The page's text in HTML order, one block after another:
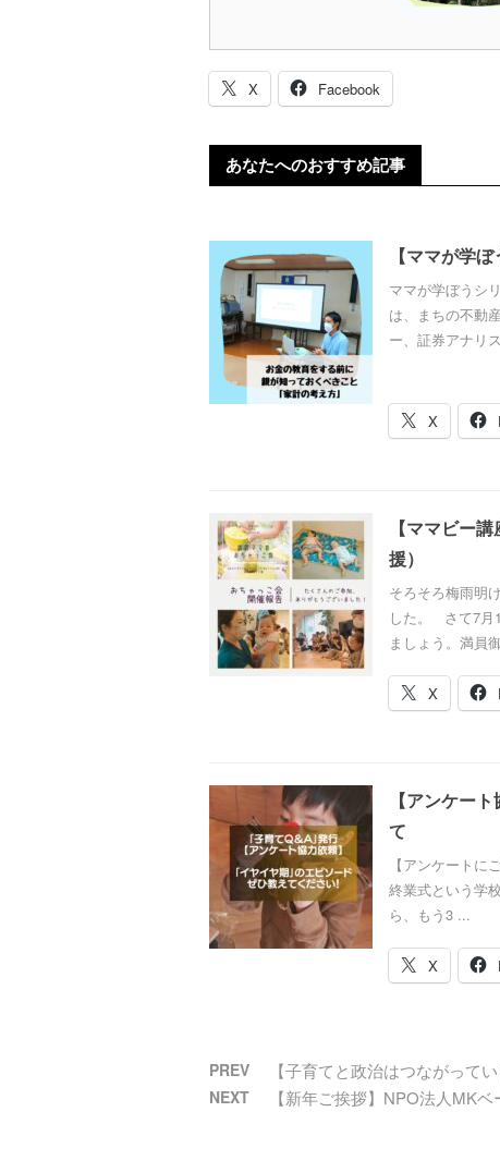
X Facebook
あなたへのおすすめ記事
【ママが学
ママが学ぼうシ
は、まちの不動
ー、証券アナリ
X
【ママビー
援）
そろそろ梅雨明
した。 さて7月
ましょう。満員
X
【アンケー
て
【アンケート
終業式という学
ら、もう3 ...
X
PREV 【子育てと政治はつながって
NEXT 【新年ご挨拶】NPO法人MK